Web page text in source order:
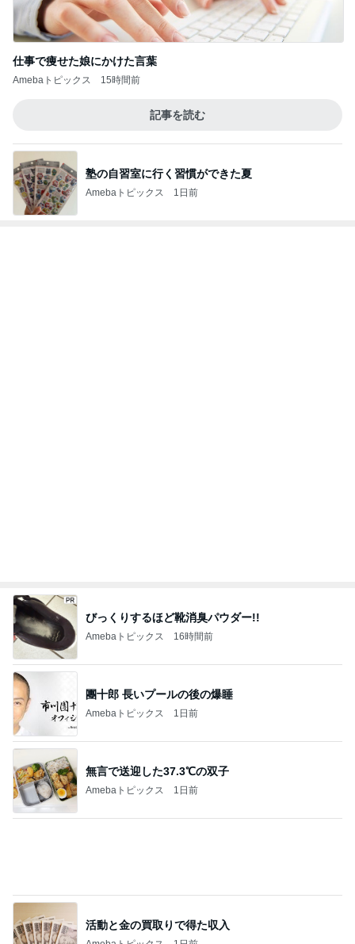
仕事で痩せた娘にかけた言葉
Amebaトピックス 15時間前
記事を読む
塾の自習室に行く習慣ができた夏
Amebaトピックス 1日前
ハイブラ好きも愛用する高見えアクセ
Amebaトピックス
記事を読む